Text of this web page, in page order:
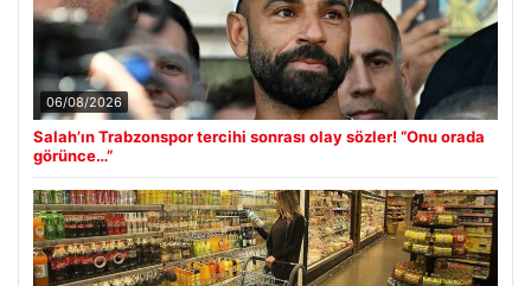
06/08/2026
Salah’ın Trabzonspor tercihi sonrası olay sözler! “Onu orada
görünce…”